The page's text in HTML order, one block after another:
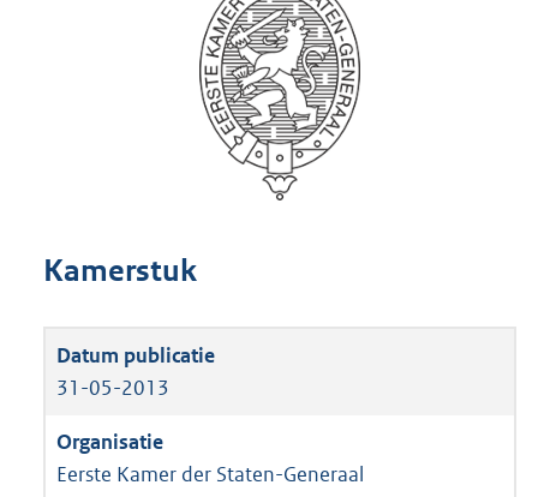
Kamerstuk
31-05-2013
Eerste Kamer der Staten-Generaal